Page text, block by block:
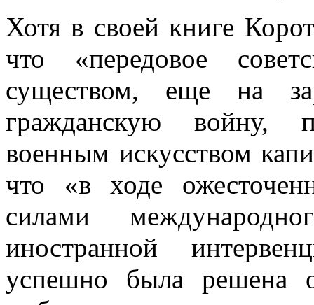
Хотя в своей книге
что «передовое
существом, еще на
гражданскую войну,
военным искусством
что «в ходе
силами
иностранной
успешно была решена